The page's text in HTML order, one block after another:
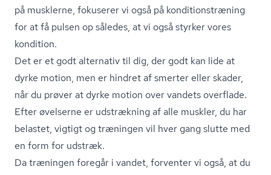
på musklerne, fokuserer vi også på kon­di­tions­træ­ning
for at få pulsen op således, at vi også styrker vores
kondition.
Det er et godt alternativ til dig, der godt kan lide at
dyrke motion, men er hindret af smerter eller skader,
når du prøver at dyrke motion over vandets overflade.
Efter øvelserne er udstrækning af alle muskler, du har
belastet, vigtigt og træningen vil hver gang slutte med
en form for udstræk.
Da træningen foregår i vandet, forventer vi også, at du